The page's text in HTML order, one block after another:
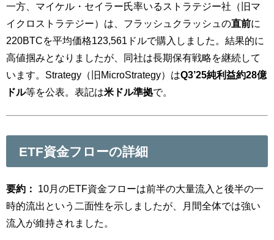
一方、マイケル・セイラー氏率いるストラテジー社（旧マ
イクロストラテジー）は、フラッシュクラッシュの直前に
220BTCを平均価格123,561ドルで購入しました。結果的に
高値掴みとなりましたが、同社は長期保有戦略を継続して
います。Strategy（旧MicroStrategy）はQ3’25純利益約28億
ドル等を公表。表記は米ドル準拠で。
ETF資金フローの詳細
要約：
10月のETF資金フローは前半の大量流入と後半の一
時的流出という二面性を示しましたが、月間全体では強い
流入が維持されました。